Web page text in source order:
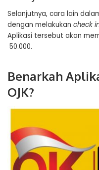
Selanjutnya, cara lain
dengan melakukan check
Aplikasi tersebut akan
50.000.
Benarkah
OJK?